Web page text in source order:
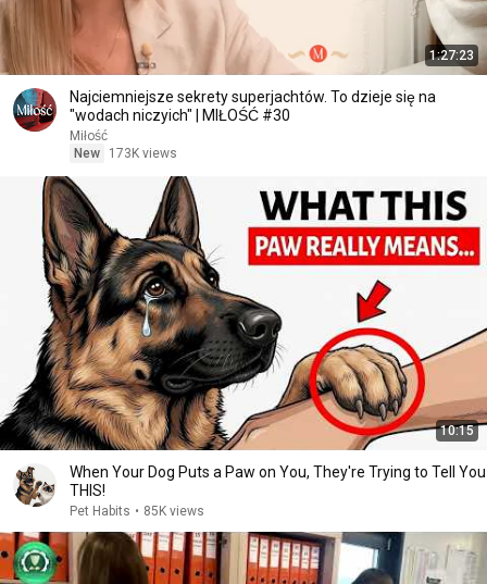
1:27:23
Najciemniejsze sekrety superjachtów. To dzieje się na
"wodach niczyich" | MIŁOŚĆ #30
Miłość
New
173K views
10:15
When Your Dog Puts a Paw on You, They're Trying to Tell You
THIS!
Pet Habits • 85K views